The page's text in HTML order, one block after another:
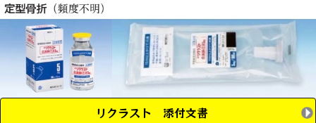
リクラスト 添付文書